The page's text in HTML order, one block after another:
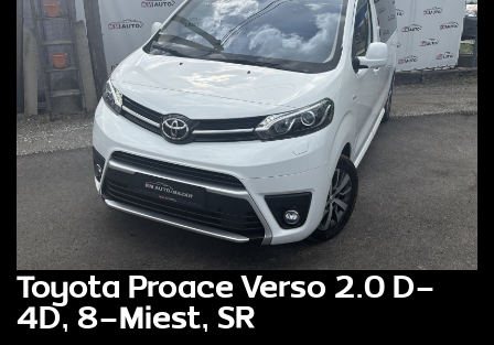
Toyota Proace Verso 2.0 D-
4D, 8-Miest, SR